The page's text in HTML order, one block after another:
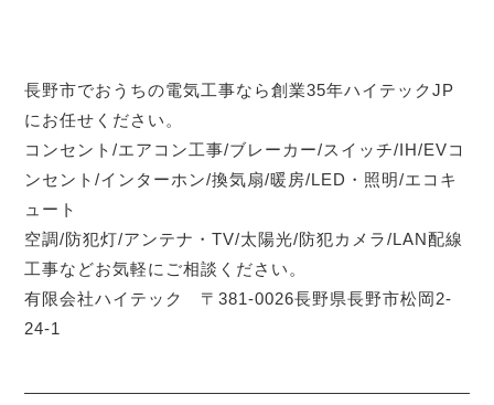
長野市でおうちの電気工事なら創業35年ハイテックJP
にお任せください。
コンセント/エアコン工事/ブレーカー/スイッチ/IH/EVコ
ンセント/インターホン/換気扇/暖房/LED・照明/エコキ
ュート
空調/防犯灯/アンテナ・TV/太陽光/防犯カメラ/LAN配線
工事などお気軽にご相談ください。
有限会社ハイテック 〒381-0026長野県長野市松岡2-
24-1